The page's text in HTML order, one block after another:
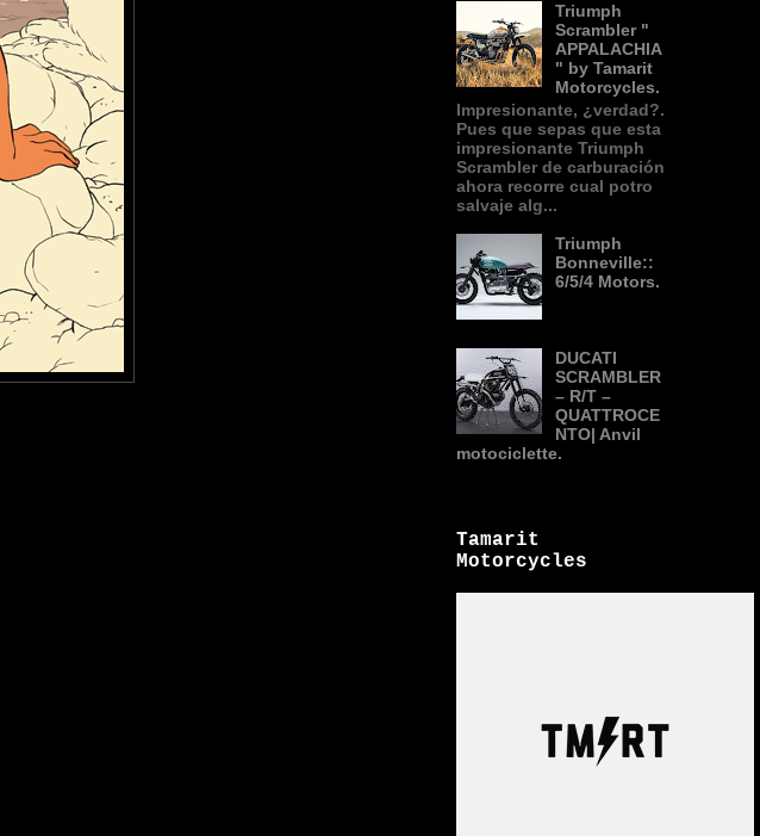
Triumph
Scrambler "
APPALACHIA
" by Tamarit
Motorcycles.
Impresionante, ¿verdad?.
Pues que sepas que esta
impresionante Triumph
Scrambler de carburación
ahora recorre cual potro
salvaje alg...
Triumph
Bonneville::
6/5/4 Motors.
DUCATI
SCRAMBLER
– R/T –
QUATTROCE
NTO| Anvil
motociclette.
Tamarit
Motorcycles